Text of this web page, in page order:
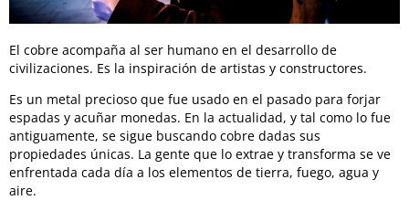
El cobre acompaña al ser humano en el desarrollo de
civilizaciones. Es la inspiración de artistas y constructores.
Es un metal precioso que fue usado en el pasado para forjar
espadas y acuñar monedas. En la actualidad, y tal como lo fue
antiguamente, se sigue buscando cobre dadas sus
propiedades únicas. La gente que lo extrae y transforma se ve
enfrentada cada día a los elementos de tierra, fuego, agua y
aire.